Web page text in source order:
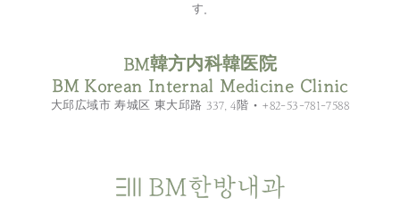
す。
BM韓方内科韓医院
BM Korean Internal Medicine Clinic
大邱広域市 寿城区 東大邱路 337, 4階 • +82-53-781-7588